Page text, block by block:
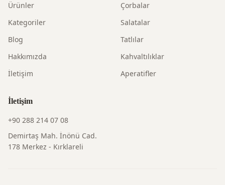
Ürünler
Kategoriler
Blog
Hakkımızda
İletişim
Çorbalar
Salatalar
Tatlılar
Kahvaltılıklar
Aperatifler
İletişim
+90 288 214 07 08
Demirtaş Mah. İnönü Cad.
178 Merkez - Kırklareli